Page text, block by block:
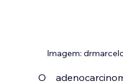
Imagem:
O